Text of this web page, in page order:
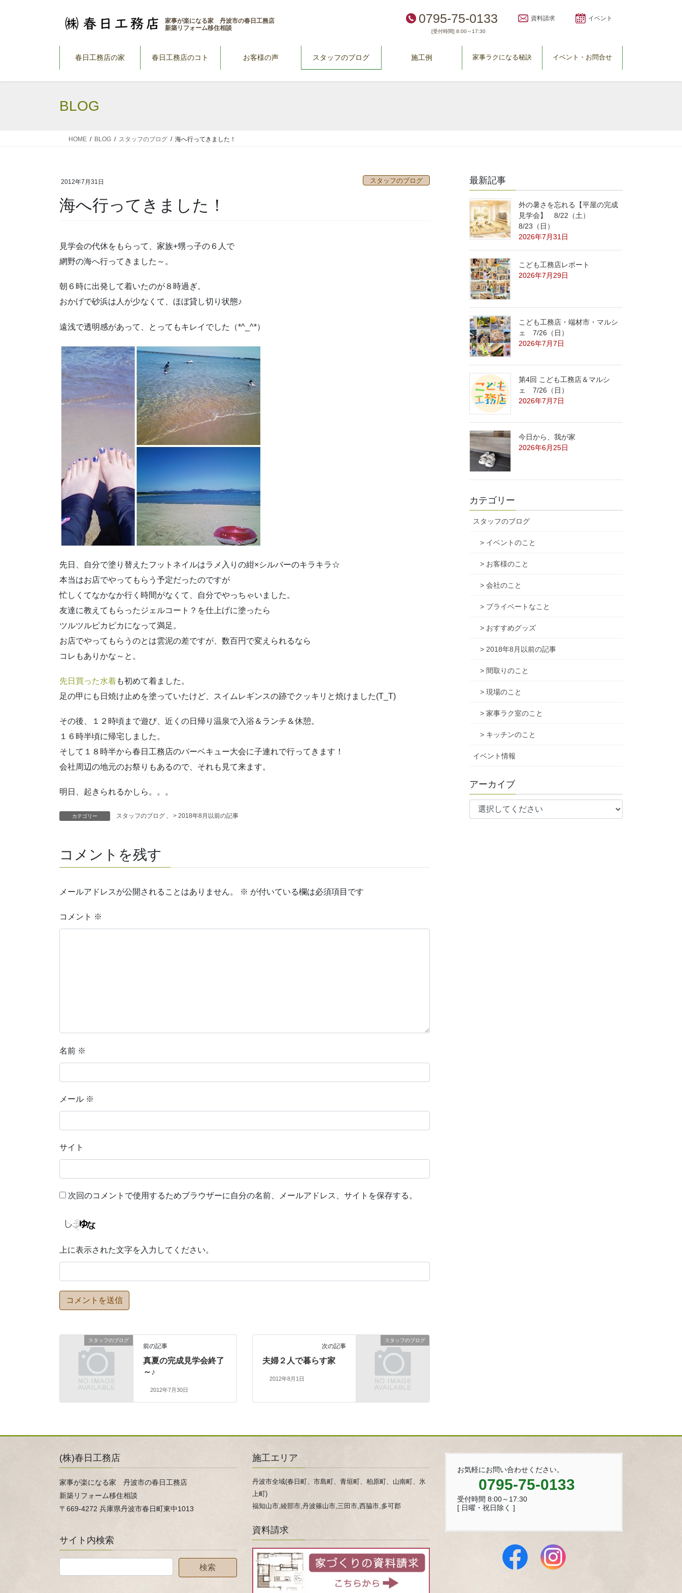
家事が楽になる家 丹波市の春日工務店
新築リフォーム移住相談
0795-75-0133
[受付時間] 8:00～17:30
資料請求 イベント
春日工務店の家 春日工務店のコト お客様の声 スタッフのブログ 施工例 家事ラクになる秘訣 イベント・お問合せ
BLOG
HOME BLOG スタッフのブログ 海へ行ってきました！
2012年7月31日 スタッフのブログ
海へ行ってきました！
見学会の代休をもらって、家族+甥っ子の６人で
網野の海へ行ってきました～。
朝６時に出発して着いたのが８時過ぎ。
おかげで砂浜は人が少なくて、ほぼ貸し切り状態♪
遠浅で透明感があって、とってもキレイでした（*^_^*）
先日、自分で塗り替えたフットネイルはラメ入りの紺×シルバーのキラキラ☆
本当はお店でやってもらう予定だったのですが
忙しくてなかなか行く時間がなくて、自分でやっちゃいました。
友達に教えてもらったジェルコート？を仕上げに塗ったら
ツルツルピカピカになって満足。
お店でやってもらうのとは雲泥の差ですが、数百円で変えられるなら
コレもありかな～と。
先日買った水着も初めて着ました。
足の甲にも日焼け止めを塗っていたけど、スイムレギンスの跡でクッキリと焼けました(T_T)
その後、１２時頃まで遊び、近くの日帰り温泉で入浴＆ランチ＆休憩。
１６時半頃に帰宅しました。
そして１８時半から春日工務店のバーベキュー大会に子連れで行ってきます！
会社周辺の地元のお祭りもあるので、それも見て来ます。
明日、起きられるかしら。。。
カテゴリー スタッフのブログ > 2018年8月以前の記事
コメントを残す
メールアドレスが公開されることはありません。 ※ が付いている欄は必須項目です
コメント ※
名前 ※
メール ※
サイト
次回のコメントで使用するためブラウザーに自分の名前、メールアドレス、サイトを保存する。
上に表示された文字を入力してください。
スタッフのブログ
前の記事
真夏の完成見学会終了
～♪
2012年7月30日
スタッフのブログ
次の記事
夫婦２人で暮らす家
2012年8月1日
最新記事
外の暑さを忘れる【平屋の完成
見学会】 8/22（土）
8/23（日）
2026年7月31日
こども工務店レポート
2026年7月29日
こども工務店・端材市・マルシ
ェ 7/26（日）
2026年7月7日
第4回 こども工務店＆マルシ
ェ 7/26（日）
2026年7月7日
今日から、我が家
2026年6月25日
カテゴリー
スタッフのブログ
> イベントのこと
> お客様のこと
> 会社のこと
> プライベートなこと
> おすすめグッズ
> 2018年8月以前の記事
> 間取りのこと
> 現場のこと
> 家事ラク室のこと
> キッチンのこと
イベント情報
アーカイブ
(株)春日工務店
家事が楽になる家 丹波市の春日工務店
新築リフォーム移住相談
〒669-4272 兵庫県丹波市春日町東中1013
サイト内検索
施工エリア
丹波市全域(春日町、市島町、青垣町、柏原町、山南町、氷
上町)
福知山市,綾部市,丹波篠山市,三田市,西脇市,多可郡
資料請求
お気軽にお問い合わせください。
0795-75-0133
受付時間 8:00～17:30
[ 日曜・祝日除く ]